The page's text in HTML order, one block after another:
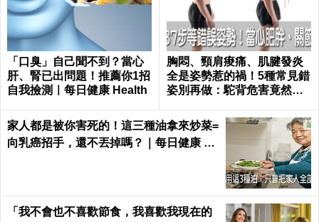
「口臭」自己聞不到？當心
肝、腎已出問題！推薦你1招
自我撿測｜每日健康 Health
胸悶、頸肩痠痛、肌腱發炎
全是姿勢惹的禍！5種常見錯
姿別再做：駝背危害竟然這
家人都是被你害死的！這三種油拿來炒菜=
向乳癌招手，還不丟掉嗎？｜每日健康 He
「我不會也不喜歡節食，我喜歡我現在的